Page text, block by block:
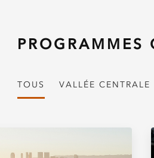
PROGRAMMES
TOUS VALLÉE CENTRALE